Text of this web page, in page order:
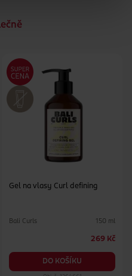
Gel na vlasy Curl defining
Bali Curls 150 ml
269 Kč
DO KOŠÍKU